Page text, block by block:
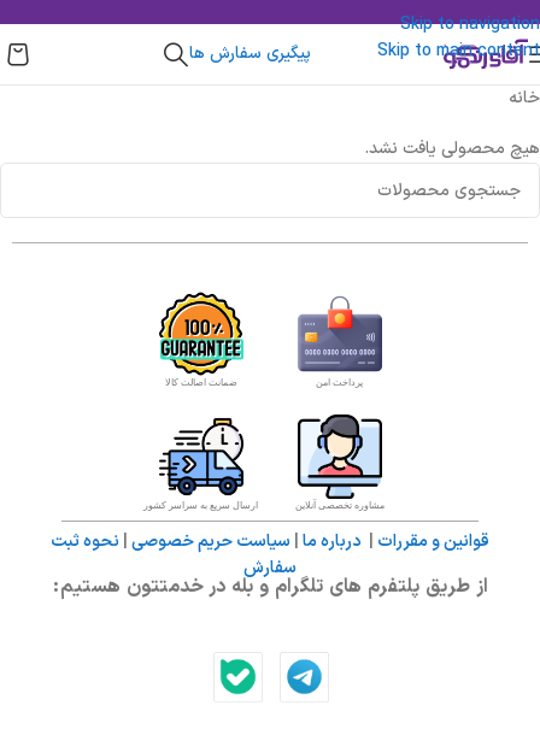
Skip to navigation
Skip to main content
پیگیری سفارش ها
خانه
هیچ محصولی یافت نشد.
پرداخت امن ضمانت اصالت کالا
مشاوره تخصصی آنلاین ارسال سریع به سراسر کشور
قوانین و مقررات درباره ما سیاست حریم خصوصی نحوه ثبت
سفارش
از طریق پلتفرم های تلگرام و بله در خدمتتون هستیم: